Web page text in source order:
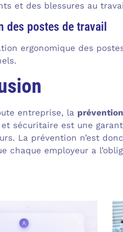
et des blessures au
des postes de travail
ergonomique des
entreprise, la
sécuritaire est une
La prévention n’est
chaque employeur a